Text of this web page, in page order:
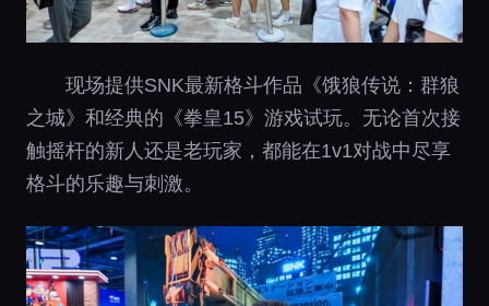
现场提供SNK最新格斗作品《饿狼传说：群狼
之城》和经典的《拳皇15》游戏试玩。无论首次接
触摇杆的新人还是老玩家，都能在1v1对战中尽享
格斗的乐趣与刺激。